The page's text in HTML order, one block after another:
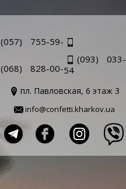
(057) 755-59-
(068) 828-00-
(093)
54
пл. Павловская, 6 этаж 3
info@confetti.kharkov.ua